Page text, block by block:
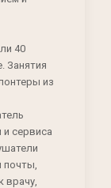
40
Занятия
из
сервиса
почты,
врачу,